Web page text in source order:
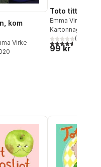
kom
Virke
Totalt antal röster:
Toto tittut
Emma Virke
Kartonnage
4,6utav 5(
99 kr